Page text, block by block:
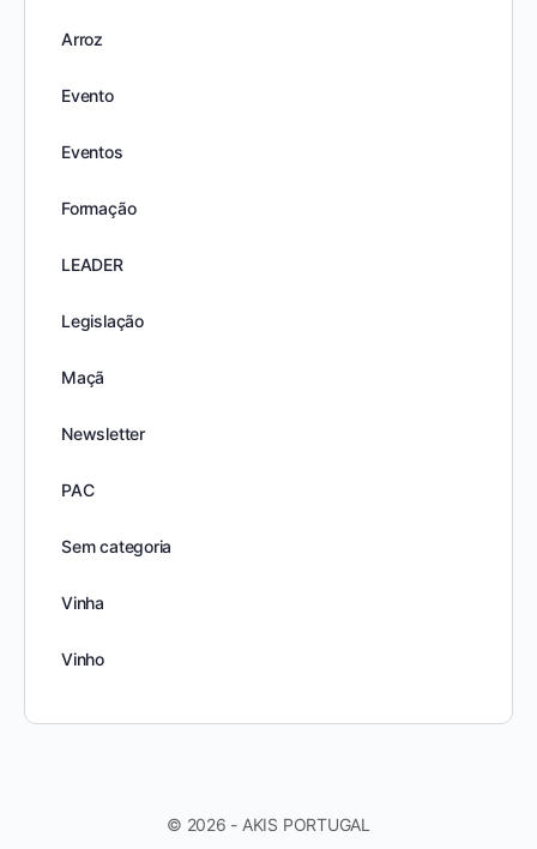
Arroz
Evento
Eventos
Formação
LEADER
Legislação
Maçã
Newsletter
PAC
Sem categoria
Vinha
Vinho
© 2026 - AKIS PORTUGAL